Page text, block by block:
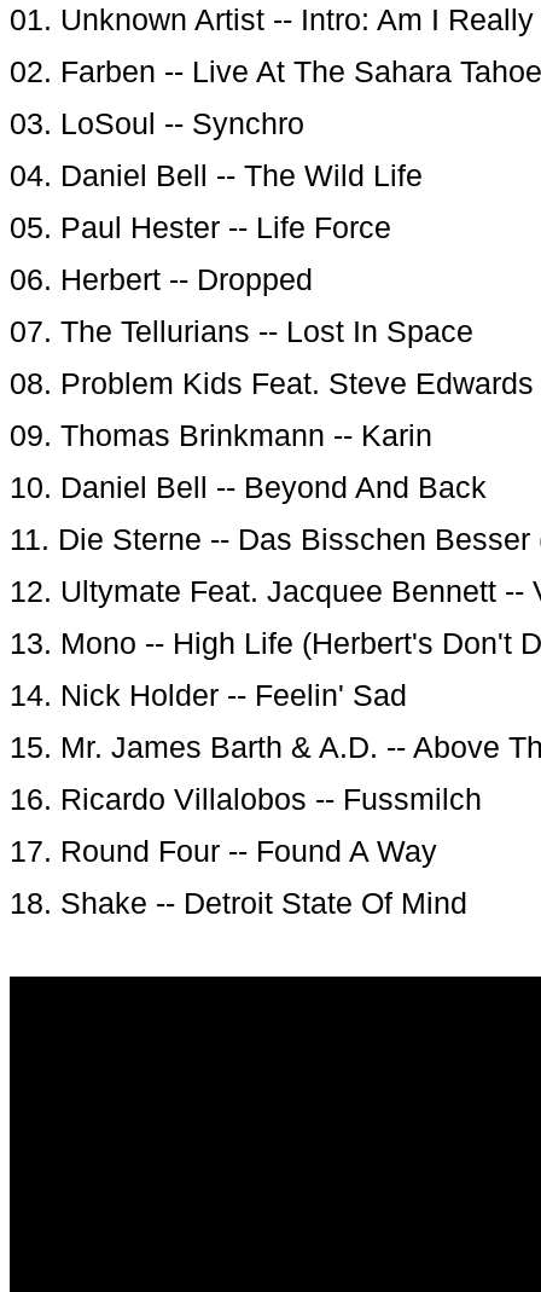
01. Unknown Artist -- Intro: Am I
02. Farben -- Live At The Sahara
03. LoSoul -- Synchro
04. Daniel Bell -- The Wild Life
05. Paul Hester -- Life Force
06. Herbert -- Dropped
07. The Tellurians -- Lost In Space
08. Problem Kids Feat. Steve
09. Thomas Brinkmann -- Karin
10. Daniel Bell -- Beyond And Back
11. Die Sterne -- Das Bisschen
12. Ultymate Feat. Jacquee Bennett
13. Mono -- High Life (Herbert's Don't
14. Nick Holder -- Feelin' Sad
15. Mr. James Barth & A.D. -- Above
16. Ricardo Villalobos -- Fussmilch
17. Round Four -- Found A Way
18. Shake -- Detroit State Of Mind